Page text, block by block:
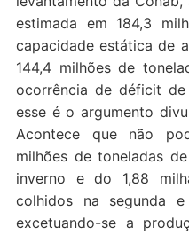
estimada em 184,3
capacidade estática de
144,4 milhões de
ocorrência de déficit
esse é o argumento
Acontece que não
milhões de toneladas
inverno e do 1,88
colhidos na segunda
excetuando-se a